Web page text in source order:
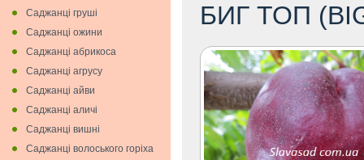
БИГ ТОП
Cаджанці грушi
Cаджанці ожини
Саджанці абрикоса
Саджанці агрусу
Саджанці айви
Саджанці аличі
Саджанці вишнi
Саджанці волоського горіха